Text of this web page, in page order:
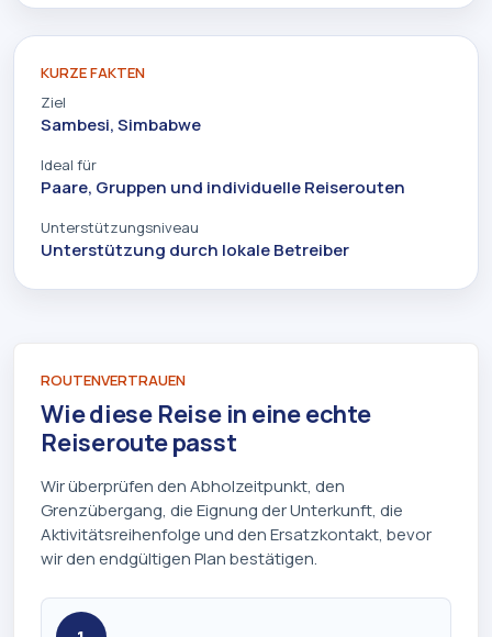
KURZE FAKTEN
Ziel
Sambesi, Simbabwe
Ideal für
Paare, Gruppen und individuelle Reiserouten
Unterstützungsniveau
Unterstützung durch lokale Betreiber
ROUTENVERTRAUEN
Wie diese Reise in eine echte
Reiseroute passt
Wir überprüfen den Abholzeitpunkt, den
Grenzübergang, die Eignung der Unterkunft, die
Aktivitätsreihenfolge und den Ersatzkontakt, bevor
wir den endgültigen Plan bestätigen.